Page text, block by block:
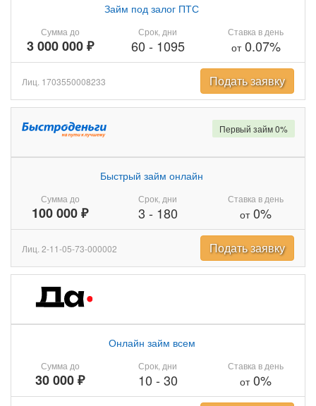
Сумма до
3 000 000 ₽
Займ под залог ПТС
Срок, дни
60 - 1095
Ставка в день
от0.07%
Лиц. 1703550008233 Подать заявку
Сумма до
100 000 ₽
Быстрый займ онлайн
Срок, дни
3 - 180
Ставка в день
от0%
Первый займ 0%
Лиц. 2-11-05-73-000002 Подать заявку
Сумма до
30 000 ₽
Онлайн займ всем
Срок, дни
10 - 30
Ставка в день
от0%